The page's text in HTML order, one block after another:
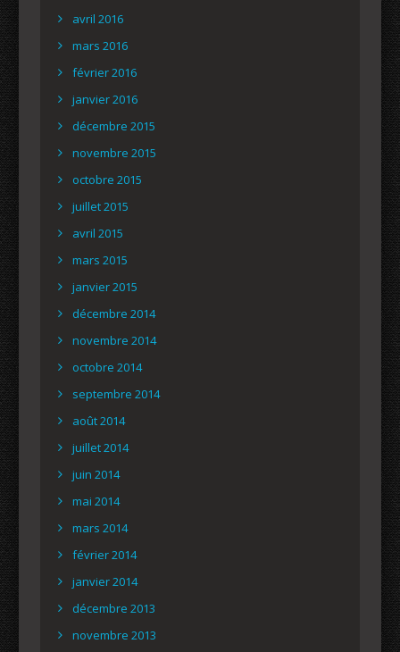
avril 2016
mars 2016
février 2016
janvier 2016
décembre 2015
novembre 2015
octobre 2015
juillet 2015
avril 2015
mars 2015
janvier 2015
décembre 2014
novembre 2014
octobre 2014
septembre 2014
août 2014
juillet 2014
juin 2014
mai 2014
mars 2014
février 2014
janvier 2014
décembre 2013
novembre 2013